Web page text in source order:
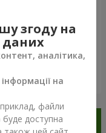
згоду на
аналітика,
на
файли
буде доступна